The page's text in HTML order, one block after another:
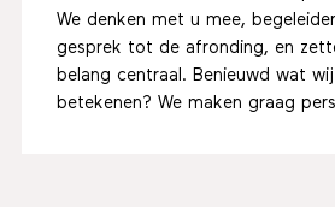
We denken met u mee,
gesprek tot de afronding, en
belang centraal. Benieuwd wat
betekenen? We maken graag